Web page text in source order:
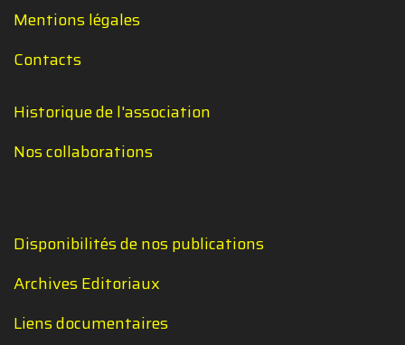
Mentions légales
Contacts
Historique de l'association
Nos collaborations
Disponibilités de nos publications
Archives Editoriaux
Liens documentaires